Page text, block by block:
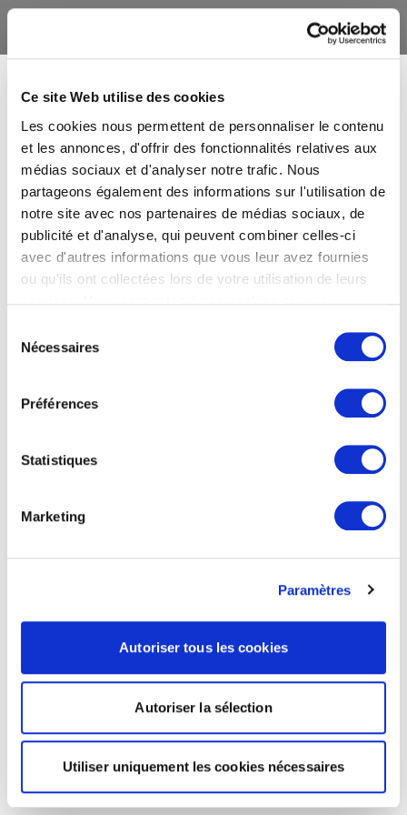
Ce site Web utilise des cookies
Les cookies nous permettent de personnaliser le contenu
et les annonces, d'offrir des fonctionnalités relatives aux
médias sociaux et d'analyser notre trafic. Nous
partageons également des informations sur l'utilisation de
notre site avec nos partenaires de médias sociaux, de
publicité et d'analyse, qui peuvent combiner celles-ci
avec d'autres informations que vous leur avez fournies
ou qu'ils ont collectées lors de votre utilisation de leurs
Nécessaires
Préférences
Statistiques
Marketing
Paramètres
Autoriser tous les cookies
Autoriser la sélection
Utiliser uniquement les cookies nécessaires